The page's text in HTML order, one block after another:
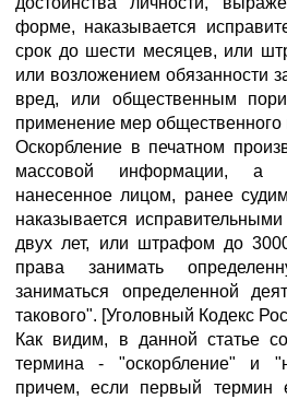
форме, наказывается
срок до шести месяцев, или
или возложением обязанности
вред, или общественным
применение мер общественного
Оскорбление в печатном
массовой информации, а
нанесенное лицом, ранее
наказывается
двух лет, или штрафом до
права занимать
заниматься определенной
такового". [Уголовный Кодекс
Как видим, в данной статье
термина - "оскорбление" и
причем, если первый термин